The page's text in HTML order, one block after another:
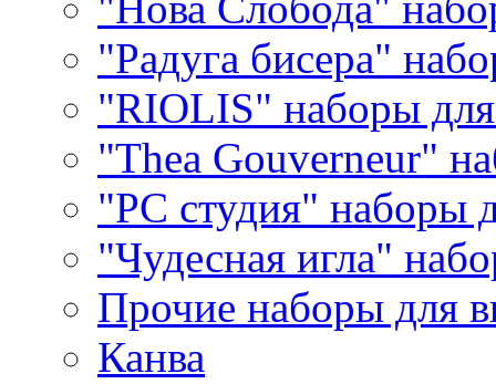
"Радуга бисера"
"RIOLIS" наборы
"Thea Gouverneur"
"РС студия" наборы
"Чудесная игла"
Прочие наборы для
Канва